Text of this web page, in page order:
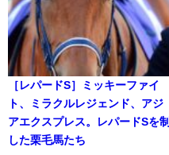
［レパードS］ミッキーファイ
ト、ミラクルレジェンド、アジ
アエクスプレス。レパードSを制
した栗毛馬たち